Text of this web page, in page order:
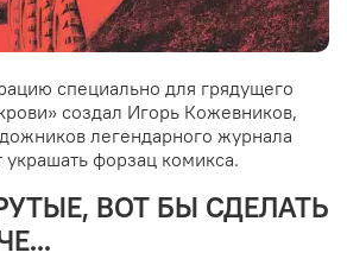
специально для грядущего
создал Игорь Кожевников,
легендарного журнала
форзац комикса.
ВОТ БЫ СДЕЛАТЬ